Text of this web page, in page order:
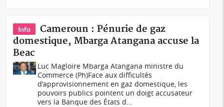
Info
Cameroun : Pénurie de gaz
domestique, Mbarga Atangana accuse la
Beac
Luc Magloire Mbarga Atangana ministre du
Commerce (Ph)Face aux difficultés
d'approvisionnement en gaz domestique, les
pouvoirs publics pointent un doigt accusateur
vers la Banque des États d...